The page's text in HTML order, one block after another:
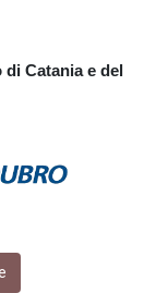
Catania e del